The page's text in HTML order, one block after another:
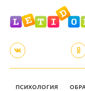
ПСИХОЛОГИЯ